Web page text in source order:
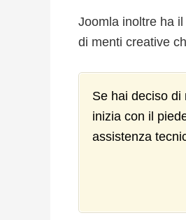
Joomla inoltre ha
di menti creative
Se hai deciso di
inizia con il
assistenza